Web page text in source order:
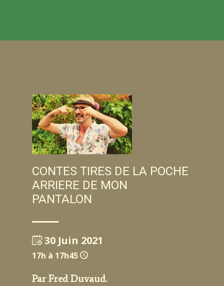
CONTES TIRES DE LA POCHE
ARRIERE DE MON
PANTALON
30 Juin 2021
17h à 17h45
Par Fred Duvaud.